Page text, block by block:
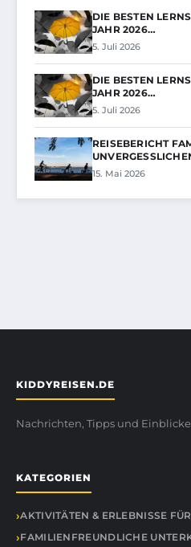
DIE BESTEN
JAHR 2026…
5. Juli 2026
DIE BESTEN
JAHR 2026…
5. Juli 2026
REISEBERICHT
15. Mai 2026
KIDDYREISEN.DE
Nachrichten, Tipps und Einblicke
KATEGORIEN
AKTIVITÄTEN & ERLEBNISSE
FAMILIENFREUNDLICHE